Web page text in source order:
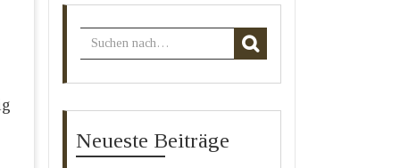
Neueste Beiträge